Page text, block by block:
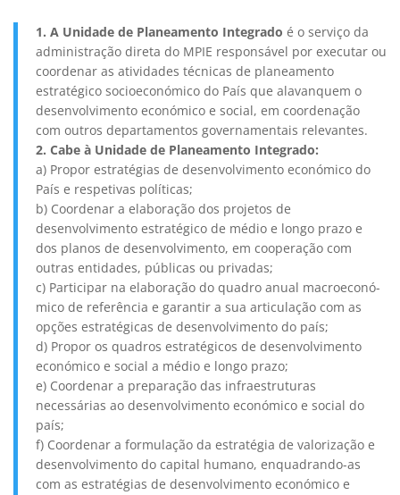
1. A Unidade de Planeamento Integrado é o serviço da
administração direta do MPIE responsável por executar ou
coordenar as atividades técnicas de planeamento
estratégico socioeconómico do País que alavanquem o
desenvolvimento económico e social, em coordenação
com outros departamentos governamentais relevantes.
2. Cabe à Unidade de Planeamento Integrado:
a) Propor estratégias de desenvolvimento económico do
País e respetivas políticas;
b) Coordenar a elaboração dos projetos de
desenvolvimento estratégico de médio e longo prazo e
dos planos de desenvolvimento, em cooperação com
outras entidades, públicas ou privadas;
c) Participar na elaboração do quadro anual macroeconó-
mico de referência e garantir a sua articulação com as
opções estratégicas de desenvolvimento do país;
d) Propor os quadros estratégicos de desenvolvimento
económico e social a médio e longo prazo;
e) Coordenar a preparação das infraestruturas
necessárias ao desenvolvimento económico e social do
país;
f) Coordenar a formulação da estratégia de valorização e
desenvolvimento do capital humano, enquadrando-as
com as estratégias de desenvolvimento económico e